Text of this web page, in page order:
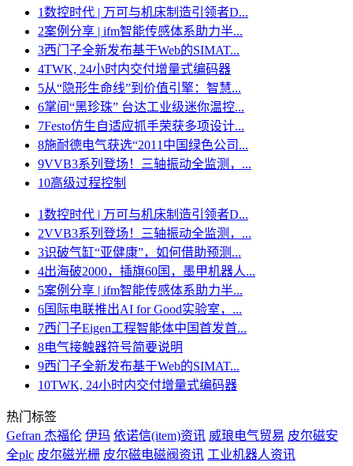
1数控时代 | 万可与机床制造引领者D...
2案例分享 | ifm智能传感体系助力半...
3西门子全新发布基于Web的SIMAT...
4TWK, 24小时内交付增量式编码器
5从“隐形生命线”到价值引擎：智慧...
6掌间“黑珍珠” 台达工业级迷你温控...
7Festo仿生自适应抓手荣获多项设计...
8施耐德电气获选“2011中国绿色公司...
9VVB3系列登场！三轴振动全监测，...
10高级过程控制
1数控时代 | 万可与机床制造引领者D...
2VVB3系列登场！三轴振动全监测，...
3识破气缸“亚健康”，如何借助预测...
4出海破2000，插旗60国，墨甲机器人...
5案例分享 | ifm智能传感体系助力半...
6国际电联推出AI for Good实验室，...
7西门子Eigen工程智能体中国首发首...
8电气接触器符号简要说明
9西门子全新发布基于Web的SIMAT...
10TWK, 24小时内交付增量式编码器
热门标签
Gefran 杰福伦 伊玛 依诺信(item)资讯 威琅电气贸易 皮尔磁安
全plc 皮尔磁光栅 皮尔磁电磁阀资讯 工业机器人资讯